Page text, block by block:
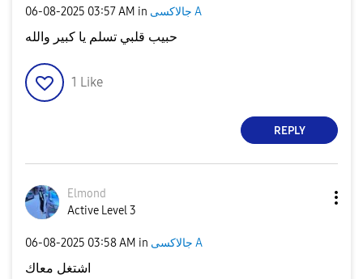
‎06-08-2025 03:57 AM in جالاكسى A
حبيب قلبي تسلم يا كبير والله
1 Like
REPLY
Elmond
Active Level 3
‎06-08-2025 03:58 AM in جالاكسى A
اشتغل معاك